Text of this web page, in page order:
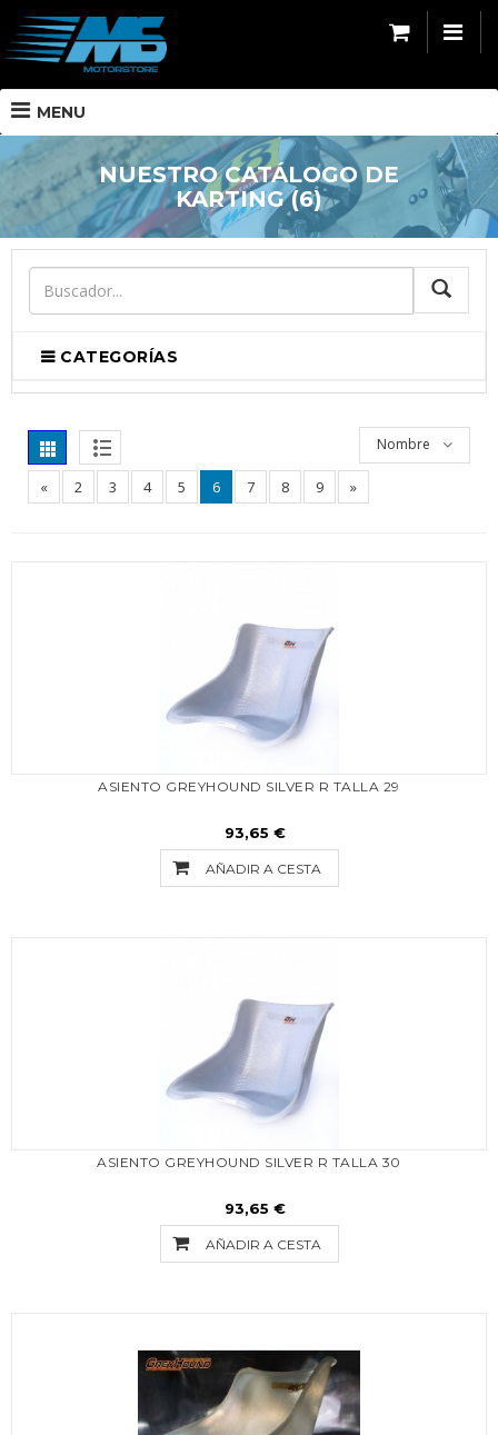
MENU
NUESTRO CATÁLOGO DE
KARTING (6)
CATEGORÍAS
Nombre
« 2 3 4 5 6 7 8 9 »
ASIENTO GREYHOUND SILVER R TALLA 29
93,65 €
AÑADIR A CESTA
ASIENTO GREYHOUND SILVER R TALLA 30
93,65 €
AÑADIR A CESTA